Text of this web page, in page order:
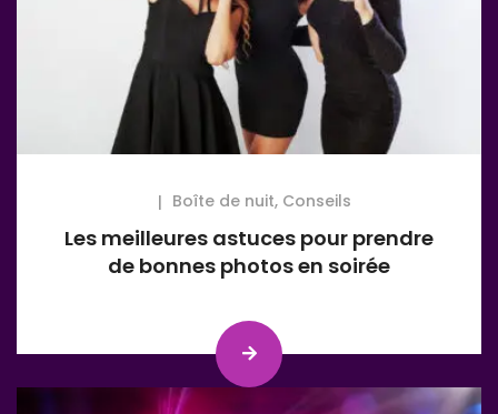
Boîte de nuit, Conseils
Les meilleures astuces pour prendre
de bonnes photos en soirée